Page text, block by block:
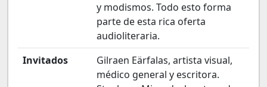
y modismos. Todo esto forma
parte de esta rica oferta
audioliteraria.
Invitados
Gilraen Eärfalas, artista visual,
médico general y escritora.